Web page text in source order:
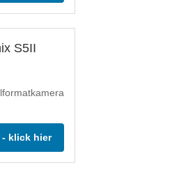
S5II
- klick hier